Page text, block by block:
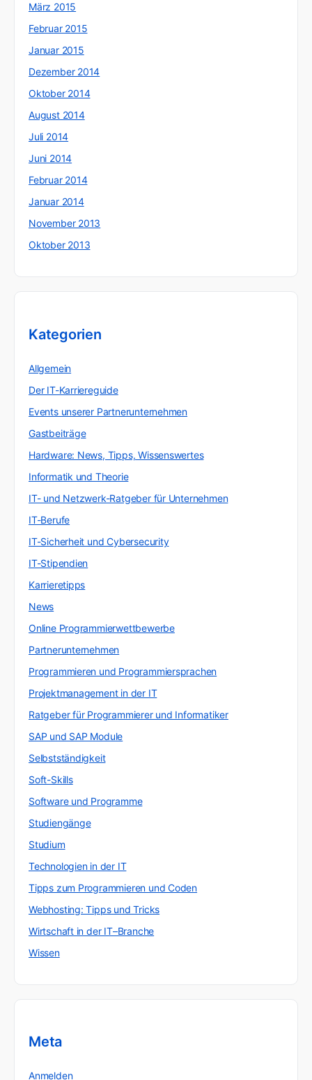
März 2015
Februar 2015
Januar 2015
Dezember 2014
Oktober 2014
August 2014
Juli 2014
Juni 2014
Februar 2014
Januar 2014
November 2013
Oktober 2013
Kategorien
Allgemein
Der IT-Karriereguide
Events unserer Partnerunternehmen
Gastbeiträge
Hardware: News, Tipps, Wissenswertes
Informatik und Theorie
IT- und Netzwerk-Ratgeber für Unternehmen
IT-Berufe
IT-Sicherheit und Cybersecurity
IT-Stipendien
Karrieretipps
News
Online Programmierwettbewerbe
Partnerunternehmen
Programmieren und Programmiersprachen
Projektmanagement in der IT
Ratgeber für Programmierer und Informatiker
SAP und SAP Module
Selbstständigkeit
Soft-Skills
Software und Programme
Studiengänge
Studium
Technologien in der IT
Tipps zum Programmieren und Coden
Webhosting: Tipps und Tricks
Wirtschaft in der IT–Branche
Wissen
Meta
Anmelden